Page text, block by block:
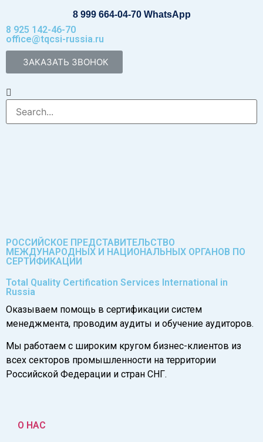
содержимому
8 999 664-04-70 WhatsApp
8 925 142-46-70
office@tqcsi-russia.ru
ЗАКАЗАТЬ ЗВОНОК
РОССИЙСКОЕ ПРЕДСТАВИТЕЛЬСТВО
МЕЖДУНАРОДНЫХ И НАЦИОНАЛЬНЫХ ОРГАНОВ ПО
СЕРТИФИКАЦИИ
Total Quality Certification Services International in
Russia
Оказываем помощь в сертификации систем
менеджмента, проводим аудиты и обучение аудиторов.
Мы работаем с широким кругом бизнес-клиентов из
всех секторов промышленности на территории
Российской Федерации и стран СНГ.
О НАС